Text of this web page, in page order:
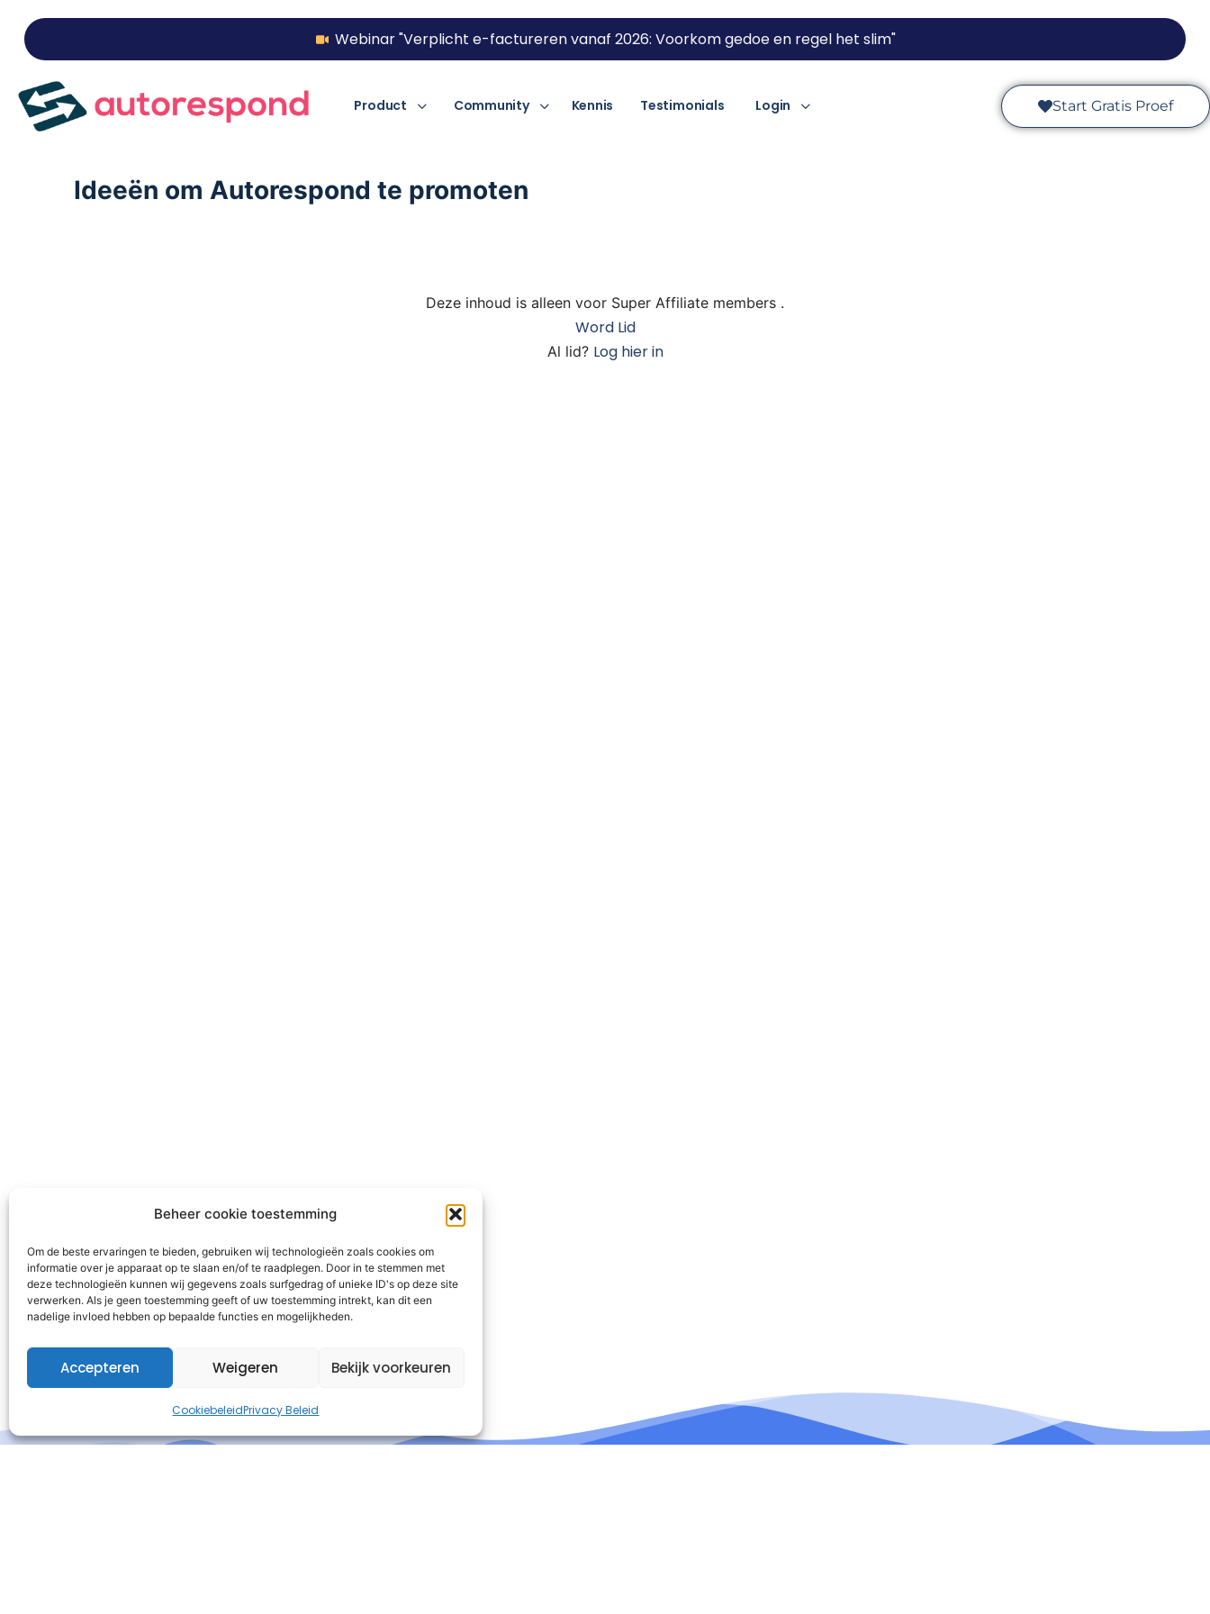
Beheer cookie toestemming
Om de beste ervaringen te bieden, gebruiken wij technologieën zoals cookies om
informatie over je apparaat op te slaan en/of te raadplegen. Door in te stemmen met
deze technologieën kunnen wij gegevens zoals surfgedrag of unieke ID's op deze site
verwerken. Als je geen toestemming geeft of uw toestemming intrekt, kan dit een
nadelige invloed hebben op bepaalde functies en mogelijkheden.
Accepteren Weigeren Bekijk voorkeuren
CookiebeleidPrivacy Beleid
Webinar "Verplicht e-factureren vanaf 2026: Voorkom gedoe en regel het slim"
Product Community Kennis Testimonials Login Start Gratis Proef
Ideeën om Autorespond te promoten
Deze inhoud is alleen voor Super Affiliate members .
Word Lid
Al lid? Log hier in